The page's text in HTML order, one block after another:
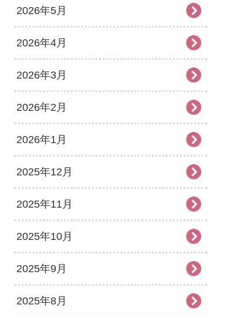
2026年5月
2026年4月
2026年3月
2026年2月
2026年1月
2025年12月
2025年11月
2025年10月
2025年9月
2025年8月